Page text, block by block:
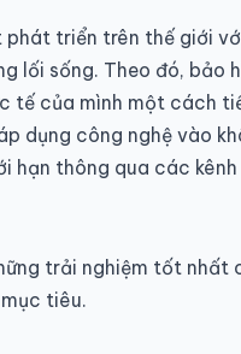
phát triển trên thế giới
lối sống. Theo đó, bảo
tế của mình một cách
dụng công nghệ vào
hạn thông qua các
trải nghiệm tốt
tiêu.